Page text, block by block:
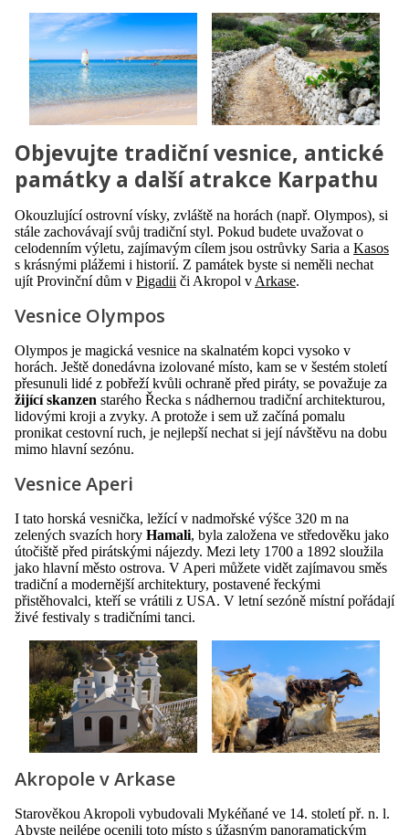
Objevujte tradiční vesnice, antické
památky a další atrakce Karpathu
Okouzlující ostrovní vísky, zvláště na horách (např. Olympos), si
stále zachovávají svůj tradiční styl. Pokud budete uvažovat o
celodenním výletu, zajímavým cílem jsou ostrůvky Saria a Kasos
s krásnými plážemi i historií. Z památek byste si neměli nechat
ujít Provinční dům v Pigadii či Akropol v Arkase.
Vesnice Olympos
Olympos je magická vesnice na skalnatém kopci vysoko v
horách. Ještě donedávna izolované místo, kam se v šestém století
přesunuli lidé z pobřeží kvůli ochraně před piráty, se považuje za
žijící skanzen starého Řecka s nádhernou tradiční architekturou,
lidovými kroji a zvyky. A protože i sem už začíná pomalu
pronikat cestovní ruch, je nejlepší nechat si její návštěvu na dobu
mimo hlavní sezónu.
Vesnice Aperi
I tato horská vesnička, ležící v nadmořské výšce 320 m na
zelených svazích hory Hamali, byla založena ve středověku jako
útočiště před pirátskými nájezdy. Mezi lety 1700 a 1892 sloužila
jako hlavní město ostrova. V Aperi můžete vidět zajímavou směs
tradiční a modernější architektury, postavené řeckými
přistěhovalci, kteří se vrátili z USA. V letní sezóně místní pořádají
živé festivaly s tradičními tanci.
Akropole v Arkase
Starověkou Akropoli vybudovali Mykéňané ve 14. století př. n. l.
Abyste nejlépe ocenili toto místo s úžasným panoramatickým